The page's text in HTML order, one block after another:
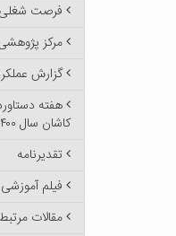
فرصت شغلی
مرکز
گزارش عملکرد
هفته
کاشان سال ۱۴۰۰
تقدیرنامه
فیلم آموزشی
مقالات